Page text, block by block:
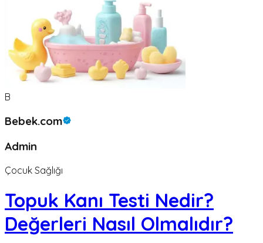
B
Bebek.com
Admin
Çocuk Sağlığı
Topuk Kanı Testi Nedir?
Değerleri Nasıl Olmalıdır?